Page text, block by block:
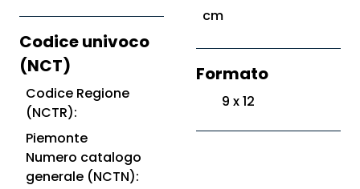
Codice univoco
(NCT)
Codice Regione
(NCTR):
Piemonte
Numero catalogo
generale (NCTN):
cm
Formato
9 x 12